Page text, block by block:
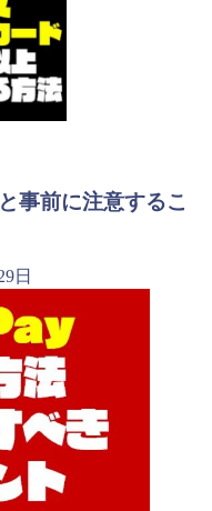
事前に注意するこ
日